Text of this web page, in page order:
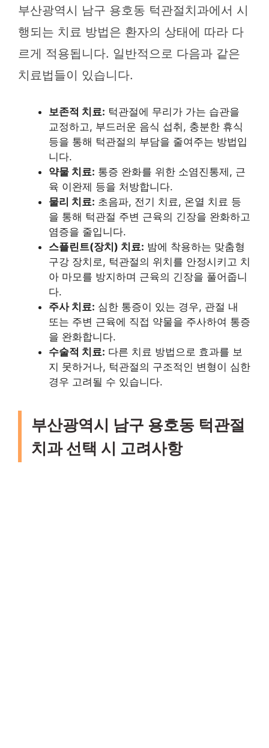
부산광역시 남구 용호동 턱관절치과에서 시
행되는 치료 방법은 환자의 상태에 따라 다
르게 적용됩니다. 일반적으로 다음과 같은
치료법들이 있습니다.
보존적 치료: 턱관절에 무리가 가는 습관을
교정하고, 부드러운 음식 섭취, 충분한 휴식
등을 통해 턱관절의 부담을 줄여주는 방법입
니다.
약물 치료: 통증 완화를 위한 소염진통제, 근
육 이완제 등을 처방합니다.
물리 치료: 초음파, 전기 치료, 온열 치료 등
을 통해 턱관절 주변 근육의 긴장을 완화하고
염증을 줄입니다.
스플린트(장치) 치료: 밤에 착용하는 맞춤형
구강 장치로, 턱관절의 위치를 안정시키고 치
아 마모를 방지하며 근육의 긴장을 풀어줍니
다.
주사 치료: 심한 통증이 있는 경우, 관절 내
또는 주변 근육에 직접 약물을 주사하여 통증
을 완화합니다.
수술적 치료: 다른 치료 방법으로 효과를 보
지 못하거나, 턱관절의 구조적인 변형이 심한
경우 고려될 수 있습니다.
부산광역시 남구 용호동 턱관절
치과 선택 시 고려사항